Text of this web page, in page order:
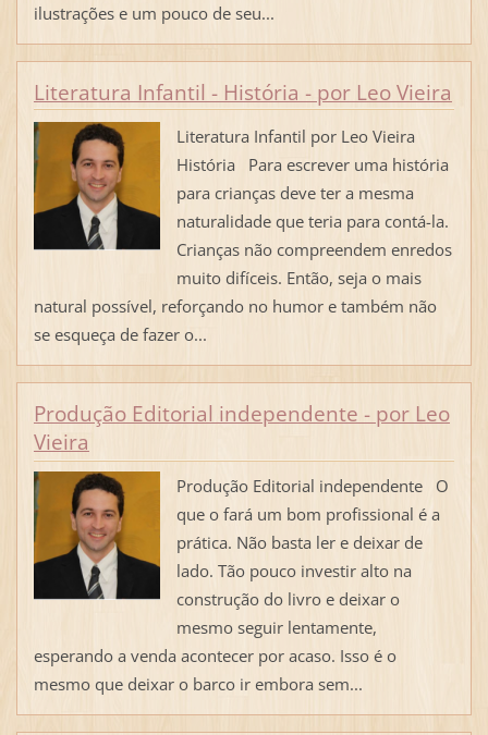
ilustrações e um pouco de seu...
Literatura Infantil - História - por Leo Vieira
Literatura Infantil por Leo Vieira
História Para escrever uma história
para crianças deve ter a mesma
naturalidade que teria para contá-la.
Crianças não compreendem enredos
muito difíceis. Então, seja o mais
natural possível, reforçando no humor e também não
se esqueça de fazer o...
Produção Editorial independente - por Leo
Vieira
Produção Editorial independente O
que o fará um bom profissional é a
prática. Não basta ler e deixar de
lado. Tão pouco investir alto na
construção do livro e deixar o
mesmo seguir lentamente,
esperando a venda acontecer por acaso. Isso é o
mesmo que deixar o barco ir embora sem...